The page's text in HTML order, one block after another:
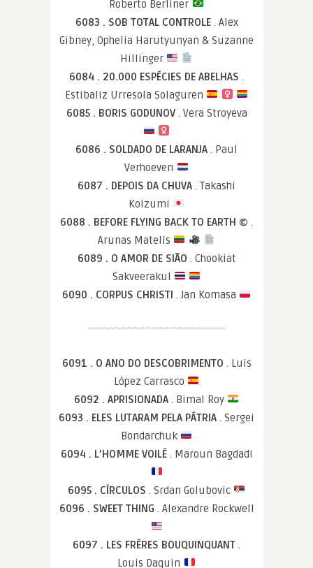
Roberto Berliner
6083 . SOB TOTAL CONTROLE . Alex
Gibney, Ophelia Harutyunyan & Suzanne
Hillinger
6084 . 20.000 ESPÉCIES DE ABELHAS .
Estibaliz Urresola Solaguren
6085 . BORIS GODUNOV . Vera Stroyeva
6086 . SOLDADO DE LARANJA . Paul
Verhoeven
6087 . DEPOIS DA CHUVA . Takashi
Koizumi
6088 . BEFORE FLYING BACK TO EARTH © .
Arunas Matelis
6089 . O AMOR DE SIÃO . Chookiat
Sakveerakul
6090 . CORPUS CHRISTI . Jan Komasa
6091 . O ANO DO DESCOBRIMENTO . Luis
López Carrasco
6092 . APRISIONADA . Bimal Roy
6093 . ELES LUTARAM PELA PÁTRIA . Sergei
Bondarchuk
6094 . L’HOMME VOILÉ . Maroun Bagdadi
6095 . CÍRCULOS . Srdan Golubovic
6096 . SWEET THING . Alexandre Rockwell
6097 . LES FRÈRES BOUQUINQUANT .
Louis Daquin